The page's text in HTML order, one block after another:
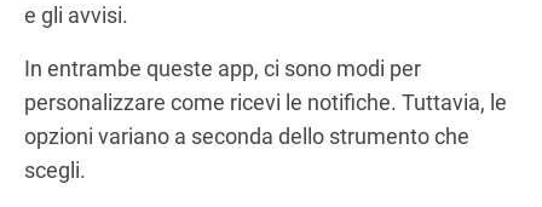
e gli avvisi.
In entrambe queste app, ci sono modi per
personalizzare come ricevi le notifiche. Tuttavia, le
opzioni variano a seconda dello strumento che
scegli.